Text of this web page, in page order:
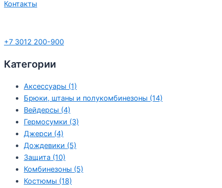
Контакты
+7 3012 200-900
Категории
Аксессуары (1)
Брюки, штаны и полукомбинезоны (14)
Вейдерсы (4)
Гермосумки (3)
Джерси (4)
Дождевики (5)
Защита (10)
Комбинезоны (5)
Костюмы (18)